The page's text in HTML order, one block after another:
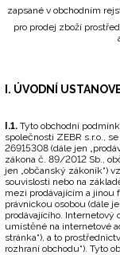
zapsané v obchodním
pro prodej zboží
I. ÚVODNÍ
I.1. Tyto obchodní
společnosti ZEBR s.r.o.,
26915308 (dále jen
zákona č. 89/2012 Sb.,
jen „občanský zákoník“)
souvislosti nebo na
mezi prodávajícím a jinou
právnickou osobou (dále
prodávajícího. Internetový
umístěné na internetové
stránka“), a to
rozhraní obchodu“). Tyto